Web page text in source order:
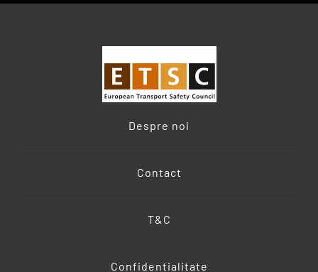
Despre noi
Contact
T&C
Confidentialitate